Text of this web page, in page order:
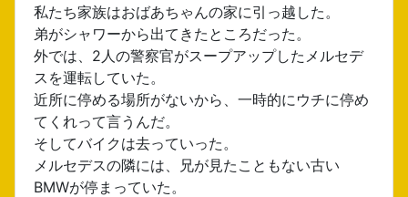
私たち家族はおばあちゃんの家に引っ越した。
弟がシャワーから出てきたところだった。
外では、2人の警察官がスープアップしたメルセデ
スを運転していた。
近所に停める場所がないから、一時的にウチに停め
てくれって言うんだ。
そしてバイクは去っていった。
メルセデスの隣には、兄が見たこともない古い
BMWが停まっていた。